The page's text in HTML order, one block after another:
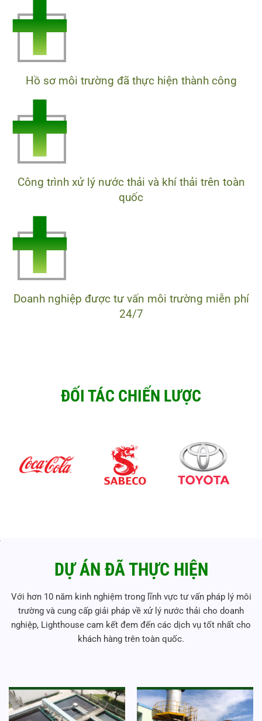
+
Hồ sơ môi trường đã thực hiện thành công
+
Công trình xử lý nước thải và khí thải trên toàn
quốc
+
Doanh nghiệp được tư vấn môi trường miễn phí
24/7
ĐỐI TÁC CHIẾN LƯỢC
DỰ ÁN ĐÃ THỰC HIỆN
Với hơn 10 năm kinh nghiệm trong lĩnh vực tư vấn pháp lý môi
trường và cung cấp giải pháp về xử lý nước thải cho doanh
nghiệp, Lighthouse cam kết đem đến các dịch vụ tốt nhất cho
khách hàng trên toàn quốc.